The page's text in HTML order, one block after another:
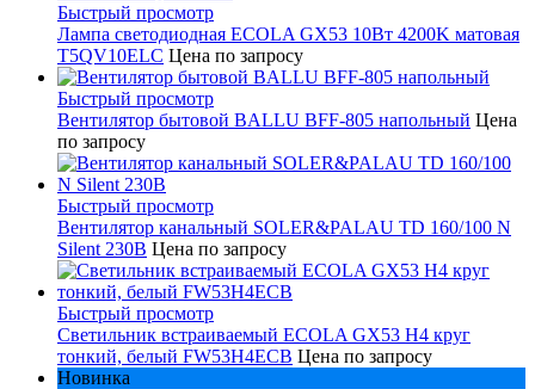
Быстрый просмотр
Лампа светодиодная ECOLA GX53 10Вт 4200K матовая
T5QV10ELC Цена по запросу
Быстрый просмотр
Вентилятор бытовой BALLU BFF-805 напольный Цена
по запросу
Быстрый просмотр
Вентилятор канальный SOLER&PALAU TD 160/100 N
Silent 230В Цена по запросу
Быстрый просмотр
Светильник встраиваемый ECOLA GX53 H4 круг
тонкий, белый FW53H4ECB Цена по запросу
Новинка